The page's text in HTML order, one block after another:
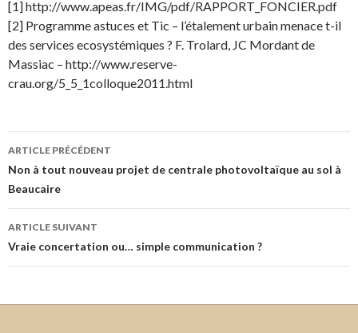
[1] http://www.apeas.fr/IMG/pdf/RAPPORT_FONCIER.pdf
[2] Programme astuces et Tic – l’étalement urbain menace t-il
des services ecosystémiques ? F. Trolard, JC Mordant de
Massiac – http://www.reserve-
crau.org/5_5_1colloque2011.html
Navigation
des
articles
ARTICLE PRÉCÉDENT
Non à tout nouveau projet de centrale photovoltaïque au sol à
Beaucaire
ARTICLE SUIVANT
Vraie concertation ou… simple communication ?